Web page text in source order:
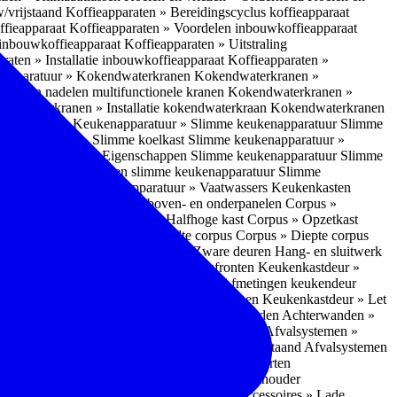
vrijstaand Koffieapparaten » Bereidingscyclus koffieapparaat
Koffieapparaten » Voordelen inbouwkoffieapparaat
Koffieapparaten » Uitstraling
» Installatie inbouwkoffieapparaat Koffieapparaten »
» Kokendwaterkranen Kokendwaterkranen »
en nadelen multifunctionele kranen Kokendwaterkranen »
» Installatie kokendwaterkraan Kokendwaterkranen
» OvensKeukenapparatuur » Slimme keukenapparatuur Slimme
» Slimme koelkast Slimme keukenapparatuur »
» Eigenschappen Slimme keukenapparatuur Slimme
» Nadelen slimme keukenapparatuur Slimme
Keukenapparatuur » Vaatwassers Keukenkasten
Corpus » Buitenkant zij-, boven- en onderpanelen Corpus »
Corpus » Halfhoge kast Corpus » Opzetkast
Corpus » Breedte corpus Corpus » Diepte corpus
Hang- en sluitwerk » Zware deuren Hang- en sluitwerk
» Soorten deur- en ladefronten Keukenkastdeur »
Keukenkastdeur » Afmetingen keukendeur
Keukenkastdeur » Deurgrepen Keukenkastdeur » Let
Achterwanden » Nadelen achterwanden Achterwanden »
Afvalsystemen »
Afvalsystemen » Vrijstaand Afvalsystemen
Inbouwaccessoires » Soorten
Inbouwaccessoires » Handdoekhouder